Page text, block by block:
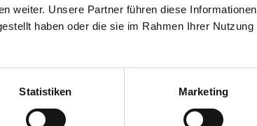
weiter. Unsere Partner führen diese Informationen
haben oder die sie im Rahmen Ihrer Nutzung
Statistiken Marketing